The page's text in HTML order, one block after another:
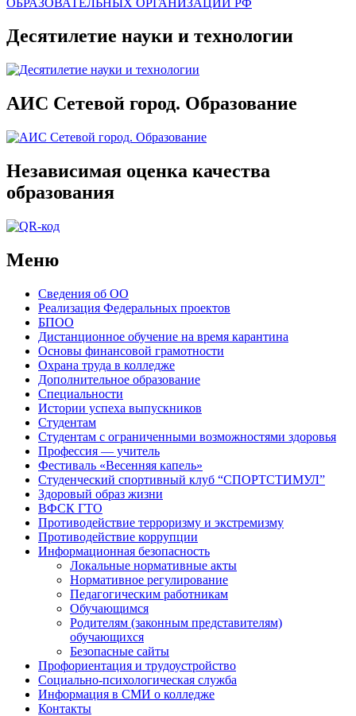
Десятилетие науки и технологии
АИС Сетевой город. Образование
Независимая оценка качества
образования
Меню
Сведения об ОО
Реализация Федеральных проектов
БПОО
Дистанционное обучение на время карантина
Основы финансовой грамотности
Охрана труда в колледже
Дополнительное образование
Специальности
Истории успеха выпускников
Студентам
Студентам с ограниченными возможностями здоровья
Профессия — учитель
Фестиваль «Весенняя капель»
Студенческий спортивный клуб “СПОРТСТИМУЛ”
Здоровый образ жизни
ВФСК ГТО
Противодействие терроризму и экстремизму
Противодействие коррупции
Информационная безопасность
Локальные нормативные акты
Нормативное регулирование
Педагогическим работникам
Обучающимся
Родителям (законным представителям)
обучающихся
Безопасные сайты
Профориентация и трудоустройство
Социально-психологическая служба
Информация в СМИ о колледже
Контакты